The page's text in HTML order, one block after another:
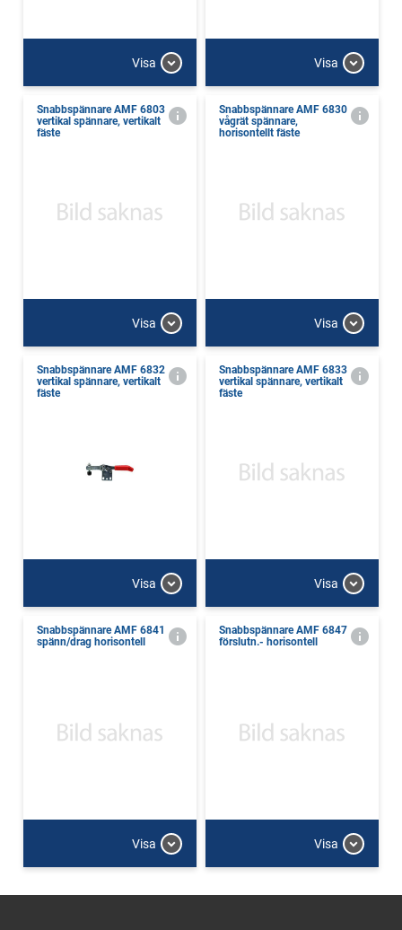
Visa Visa
Snabbspännare AMF 6803
vertikal spännare, vertikalt
fäste
Visa
Snabbspännare AMF 6830
vågrät spännare,
horisontellt fäste
Visa
Snabbspännare AMF 6832
vertikal spännare, vertikalt
fäste
Visa
Snabbspännare AMF 6833
vertikal spännare, vertikalt
fäste
Visa
Snabbspännare AMF 6841
spänn/drag horisontell
Visa
Snabbspännare AMF 6847
förslutn.- horisontell
Visa